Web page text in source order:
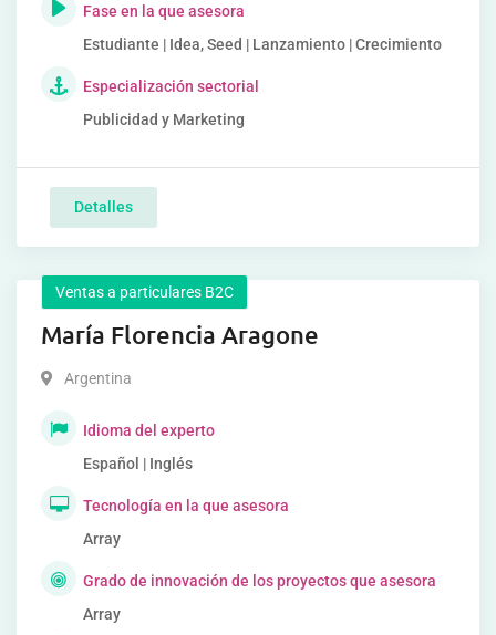
Fase en la que asesora
Estudiante | Idea, Seed | Lanzamiento | Crecimiento
Especialización sectorial
Publicidad y Marketing
Detalles
Ventas a particulares B2C
María Florencia Aragone
Argentina
Idioma del experto
Español | Inglés
Tecnología en la que asesora
Array
Grado de innovación de los proyectos que asesora
Array